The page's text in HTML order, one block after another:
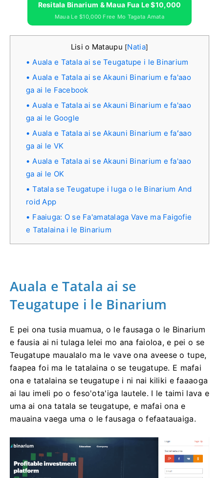
Resitala Binarium & Maua Fua Le $10,000
Maua Le $10,000 Free Mo Tagata Amata
Lisi o Mataupu [Natia]
Auala e Tatala ai se Teugatupe i le Binarium
Auala e Tatala ai se Akauni Binarium e fa'aao
ga ai le Facebook
Auala e Tatala ai se Akauni Binarium e fa'aao
ga ai le Google
Auala e Tatala ai se Akauni Binarium e faʻaao
ga ai le VK
Auala e Tatala ai se Akauni Binarium e fa'aao
ga ai le OK
Tatala se Teugatupe i luga o le Binarium And
roid App
Faaiuga: O se Fa'amatalaga Vave ma Faigofie
e Tatalaina i le Binarium
Auala e Tatala ai se
Teugatupe i le Binarium
E pei ona tusia muamua, o le fausaga o le Binarium
e fausia ai ni tulaga lelei mo ana faioloa, e pei o se
Teugatupe maualalo ma le vave ona aveese o tupe,
faapea foi ma le tatalaina o se teugatupe. E mafai
ona e tatalaina se teugatupe i ni nai kiliki e faaaoga
ai lau imeli po o feso'ota'iga lautele. I le taimi lava e
uma ai ona tatala se teugatupe, e mafai ona e
mauaina vaega uma o le fausaga o fefaatauaiga.